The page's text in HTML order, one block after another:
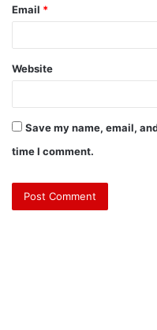
Email *
Website
Save my name, email,
time I comment.